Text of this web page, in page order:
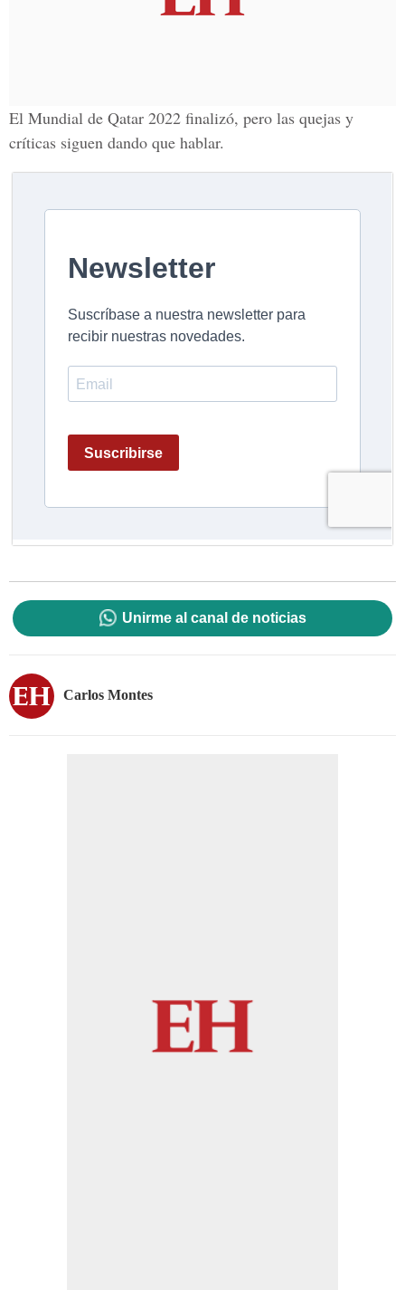
El Mundial de Qatar 2022 finalizó, pero las quejas y
críticas siguen dando que hablar.
Unirme al canal de noticias
Carlos Montes